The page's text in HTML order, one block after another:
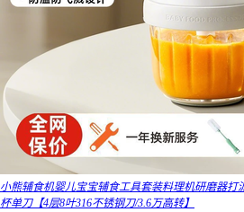
小熊辅食机婴儿宝宝辅食工具套装料理机研磨器
杯单刀【4层8叶316不锈钢刀/3.6万高转】